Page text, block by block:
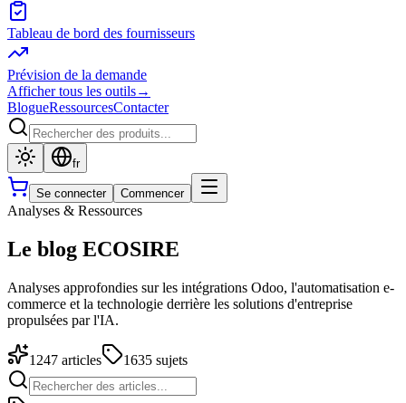
Tableau de bord des fournisseurs
Prévision de la demande
Afficher tous les outils→
BlogueRessourcesContacter
fr
Se connecter Commencer
Analyses & Ressources
Le blog ECOSIRE
Analyses approfondies sur les intégrations Odoo, l'automatisation e-
commerce et la technologie derrière les solutions d'entreprise
propulsées par l'IA.
1247 articles 1635 sujets